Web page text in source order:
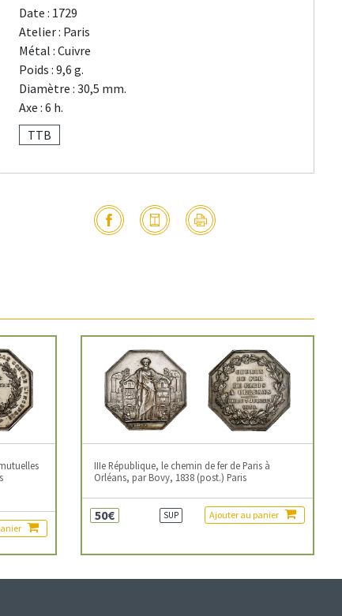
Date : 1729
Atelier : Paris
Métal : Cuivre
Poids : 9,6 g.
Diamètre : 30,5 mm.
Axe : 6 h.
TTB
IIIe République, le chemin de fer de Paris à
Orléans, par Bovy, 1838 (post.) Paris
50€ SUP Ajouter au panier